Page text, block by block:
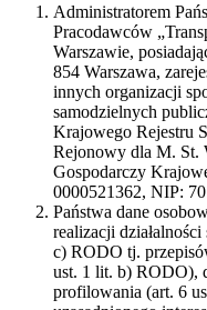
Administratorem
Pracodawców
Warszawie,
854 Warszawa,
innych organizacji
samodzielnych
Krajowego Rejestru
Rejonowy dla M. St.
Gospodarczy
0000521362, NIP:
Państwa dane
realizacji
c) RODO tj.
ust. 1 lit. b) RODO),
profilowania (art. 6